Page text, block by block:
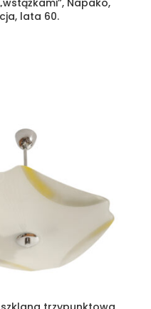
lata 60.